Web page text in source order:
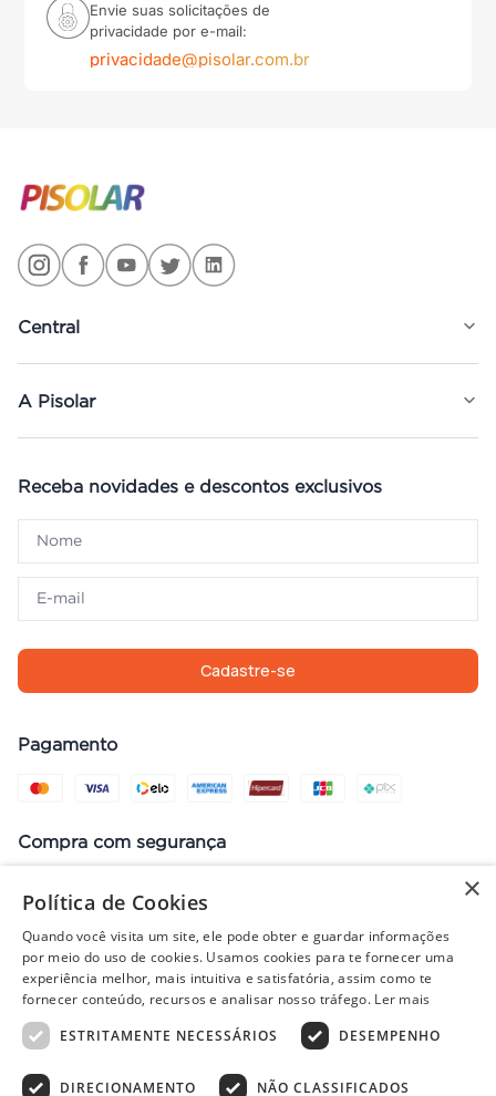
Envie suas solicitações de
privacidade por e-mail:
privacidade@pisolar.com.br
Central
A Pisolar
Receba novidades e descontos exclusivos
Cadastre-se
Pagamento
Compra com segurança
Preços, promoções, condições de pagamento e frete válidos apenas
para compras no site. Em caso de divergência, prevalece o valor do
carrinho no fechamento do pedido. Vendas sujeitas à análise e
© 2022 - PISOLAR | CNPJ: 32.868.002/0004-36 | Rua Quirino, 1294
×
Política de Cookies
Quando você visita um site, ele pode obter e guardar informações
por meio do uso de cookies. Usamos cookies para te fornecer uma
experiência melhor, mais intuitiva e satisfatória, assim como te
fornecer conteúdo, recursos e analisar nosso tráfego. Ler mais
ESTRITAMENTE NECESSÁRIOS
DESEMPENHO
DIRECIONAMENTO NÃO CLASSIFICADOS